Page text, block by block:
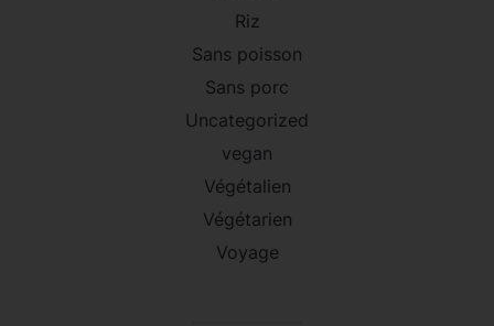
Riz
Sans poisson
Sans porc
Uncategorized
vegan
Végétalien
Végétarien
Voyage